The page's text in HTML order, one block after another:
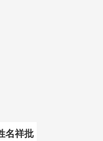
名祥批